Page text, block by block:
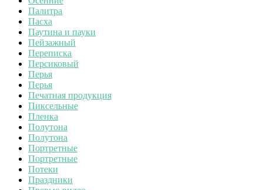
Палитра
Пасха
Паутина и пауки
Пейзажный
Переписка
Персиковый
Перья
Перья
Печатная продукция
Пиксельные
Пленка
Полутона
Полутона
Портретные
Портретные
Потеки
Праздники